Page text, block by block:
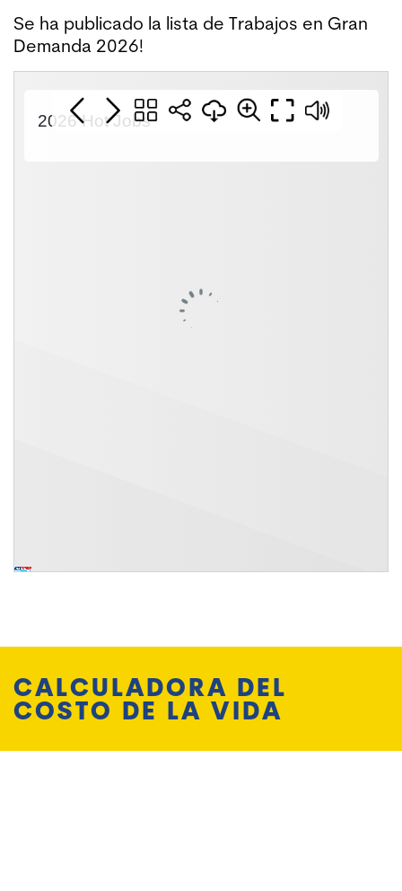
Se ha publicado la lista de Trabajos en Gran
Demanda 2026!
CALCULADORA DEL
COSTO DE LA VIDA